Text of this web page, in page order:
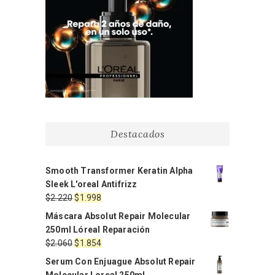
Destacados
Smooth Transformer Keratin Alpha
Sleek L'oreal Antifrizz
$2.220El
precio
original
era:
$2.220.
$1.998
precio
actual
es:
$1.998.
Máscara Absolut Repair Molecular
250ml Lóreal Reparación
$2.060El
precio
original
$1.854El
precio
actual
Serum Con Enjuague Absolut Repair